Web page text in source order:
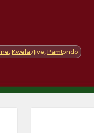
,Kwela /Jive,Pamtondo